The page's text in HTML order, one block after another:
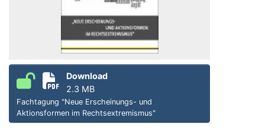
Download
2.3 MB
Fachtagung "Neue Erscheinungs- und
Aktionsformen im Rechtsextremismus"